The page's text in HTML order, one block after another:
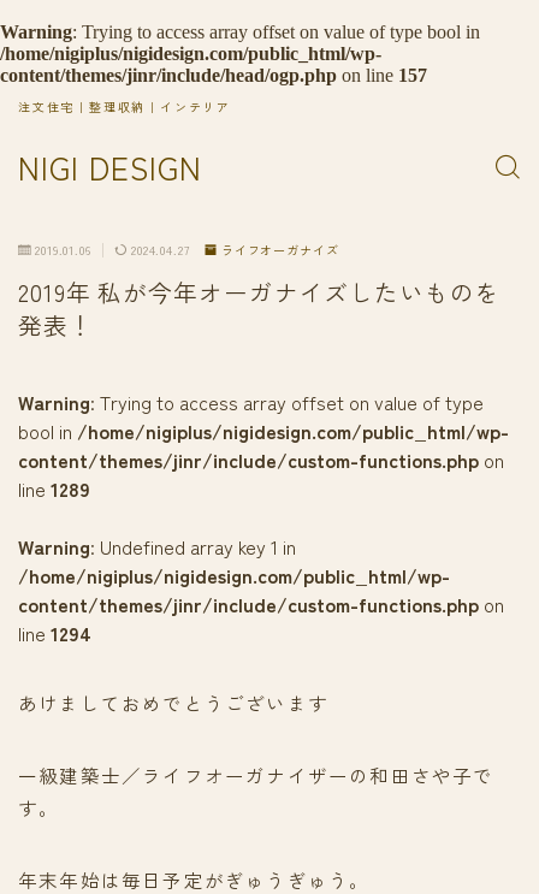
Warning: Trying to access array offset on value of type bool in
/home/nigiplus/nigidesign.com/public_html/wp-
content/themes/jinr/include/head/ogp.php on line 157
NIGI DESIGN
注文住宅｜整理収納｜インテリア
2019.01.06 2024.04.27 ライフオーガナイズ
2019年 私が今年オーガナイズしたいものを
発表！
Warning: Trying to access array offset on value of type
bool in /home/nigiplus/nigidesign.com/public_html/wp-
content/themes/jinr/include/custom-functions.php on
line 1289
Warning: Undefined array key 1 in
/home/nigiplus/nigidesign.com/public_html/wp-
content/themes/jinr/include/custom-functions.php on
line 1294
あけましておめでとうございます
一級建築士／ライフオーガナイザーの和田さや子で
す。
年末年始は毎日予定がぎゅうぎゅう。